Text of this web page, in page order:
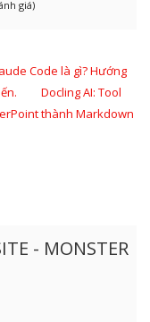
giá)
Code là gì? Hướng
Docling AI: Tool
thành Markdown
- MONSTER